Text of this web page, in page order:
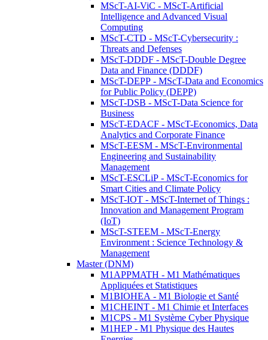
MScT-AI-ViC - MScT-Artificial
Intelligence and Advanced Visual
Computing
MScT-CTD - MScT-Cybersecurity :
Threats and Defenses
MScT-DDDF - MScT-Double Degree
Data and Finance (DDDF)
MScT-DEPP - MScT-Data and Economics
for Public Policy (DEPP)
MScT-DSB - MScT-Data Science for
Business
MScT-EDACF - MScT-Economics, Data
Analytics and Corporate Finance
MScT-EESM - MScT-Environmental
Engineering and Sustainability
Management
MScT-ESCLiP - MScT-Economics for
Smart Cities and Climate Policy
MScT-IOT - MScT-Internet of Things :
Innovation and Management Program
(IoT)
MScT-STEEM - MScT-Energy
Environment : Science Technology &
Management
Master (DNM)
M1APPMATH - M1 Mathématiques
Appliquées et Statistiques
M1BIOHEA - M1 Biologie et Santé
M1CHEINT - M1 Chimie et Interfaces
M1CPS - M1 Système Cyber Physique
M1HEP - M1 Physique des Hautes